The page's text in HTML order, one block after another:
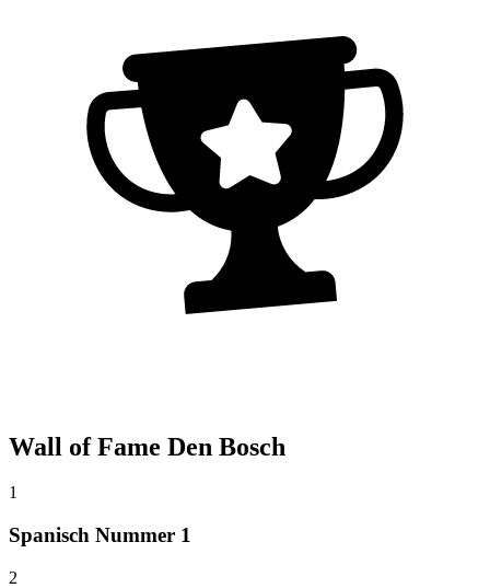
Wall of Fame Den Bosch
1
Spanisch Nummer 1
2